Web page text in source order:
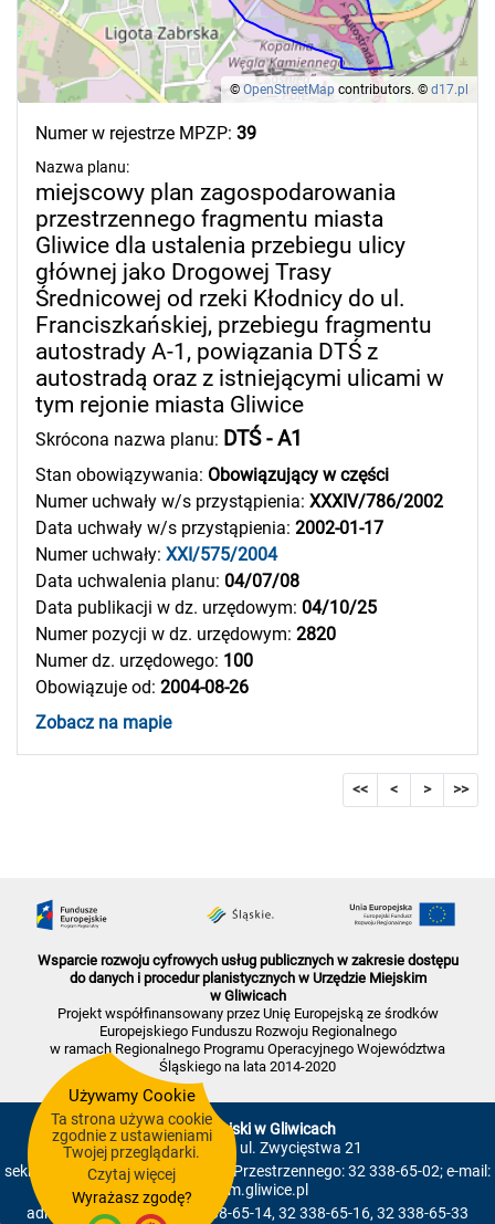
© OpenStreetMap contributors. © d17.pl
Numer w rejestrze MPZP: 39
Nazwa planu:
miejscowy plan zagospodarowania
przestrzennego fragmentu miasta
Gliwice dla ustalenia przebiegu ulicy
głównej jako Drogowej Trasy
Średnicowej od rzeki Kłodnicy do ul.
Franciszkańskiej, przebiegu fragmentu
autostrady A-1, powiązania DTŚ z
autostradą oraz z istniejącymi ulicami w
tym rejonie miasta Gliwice
Skrócona nazwa planu: DTŚ - A1
Stan obowiązywania: Obowiązujący w części
Numer uchwały w/s przystąpienia: XXXIV/786/2002
Data uchwały w/s przystąpienia: 2002-01-17
Numer uchwały: XXI/575/2004
Data uchwalenia planu: 04/07/08
Data publikacji w dz. urzędowym: 04/10/25
Numer pozycji w dz. urzędowym: 2820
Numer dz. urzędowego: 100
Obowiązuje od: 2004-08-26
Zobacz na mapie
<< < > >>
Wsparcie rozwoju cyfrowych usług publicznych w zakresie dostępu
do danych i procedur planistycznych w Urzędzie Miejskim
w Gliwicach
Projekt współfinansowany przez Unię Europejską ze środków
Europejskiego Funduszu Rozwoju Regionalnego
w ramach Regionalnego Programu Operacyjnego Województwa
Śląskiego na lata 2014-2020
Urząd Miejski w Gliwicach
44-100 Gliwice, ul. Zwycięstwa 21
sekretariat Wydziału Planowania Przestrzennego: 32 338-65-02; e-mail:
pp@um.gliwice.pl
administracja portalu: 32 338-65-14, 32 338-65-16, 32 338-65-33
Używamy Cookie
Ta strona używa cookie
zgodnie z ustawieniami
Twojej przeglądarki.
Czytaj więcej
Wyrażasz zgodę?